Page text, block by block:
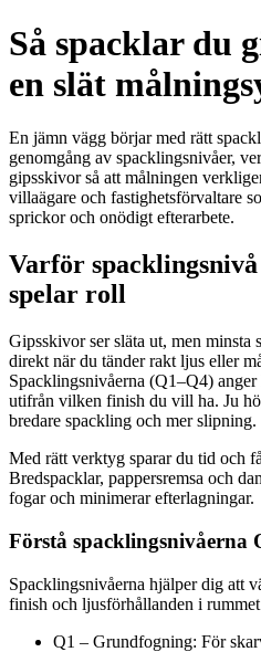
Så spacklar du
en slät
En jämn vägg börjar med rätt
genomgång av spacklingsnivåer,
gipsskivor så att målningen
villaägare och fastighetsförvaltare
sprickor och onödigt efterarbete.
Varför
spelar roll
Gipsskivor ser släta ut, men minsta
direkt när du tänder rakt ljus eller
Spacklingsnivåerna (Q1–Q4)
utifrån vilken finish du vill ha. Ju
bredare spackling och mer slipning.
Med rätt verktyg sparar du tid och
Bredspacklar, pappersremsa och
fogar och minimerar efterlagningar.
Förstå spacklingsnivåerna
Spacklingsnivåerna hjälper dig att
finish och ljusförhållanden i
Q1 – Grundfogning: För